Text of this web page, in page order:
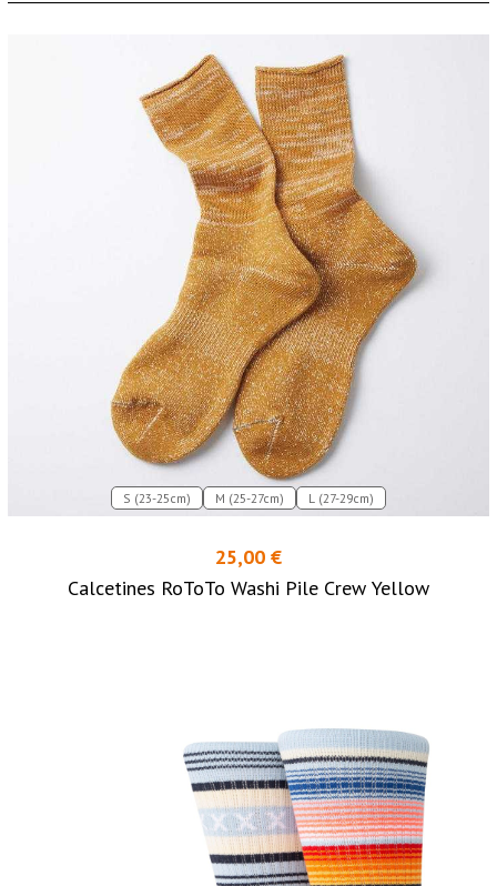
S (23-25cm) M (25-27cm) L (27-29cm)
25,00 €
Calcetines RoToTo Washi Pile Crew Yellow